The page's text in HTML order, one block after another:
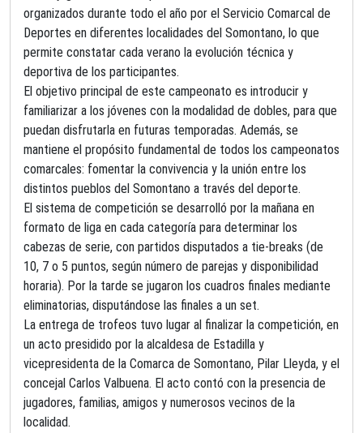
organizados durante todo el año por el Servicio Comarcal de
Deportes en diferentes localidades del Somontano, lo que
permite constatar cada verano la evolución técnica y
deportiva de los participantes.
El objetivo principal de este campeonato es introducir y
familiarizar a los jóvenes con la modalidad de dobles, para que
puedan disfrutarla en futuras temporadas. Además, se
mantiene el propósito fundamental de todos los campeonatos
comarcales: fomentar la convivencia y la unión entre los
distintos pueblos del Somontano a través del deporte.
El sistema de competición se desarrolló por la mañana en
formato de liga en cada categoría para determinar los
cabezas de serie, con partidos disputados a tie-breaks (de
10, 7 o 5 puntos, según número de parejas y disponibilidad
horaria). Por la tarde se jugaron los cuadros finales mediante
eliminatorias, disputándose las finales a un set.
La entrega de trofeos tuvo lugar al finalizar la competición, en
un acto presidido por la alcaldesa de Estadilla y
vicepresidenta de la Comarca de Somontano, Pilar Lleyda, y el
concejal Carlos Valbuena. El acto contó con la presencia de
jugadores, familias, amigos y numerosos vecinos de la
localidad.